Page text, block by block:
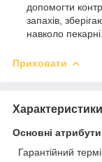
допомогти
запахів,
навколо пекарні.
Приховати
Характеристики
Основні атрибути
Гарантійний